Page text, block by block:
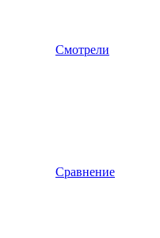
Смотрели
Сравнение